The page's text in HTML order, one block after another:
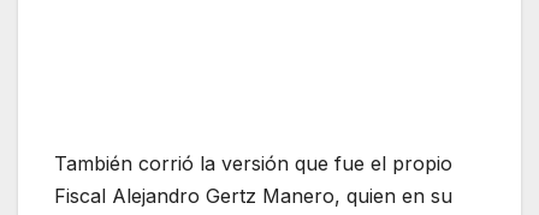
También corrió la versión que fue el propio
Fiscal Alejandro Gertz Manero, quien en su